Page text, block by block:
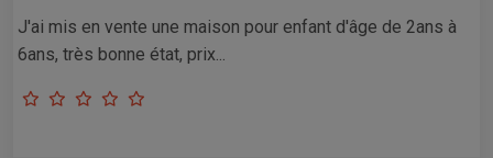
J'ai mis en vente une maison pour enfant d'âge de 2ans à
6ans, très bonne état, prix...